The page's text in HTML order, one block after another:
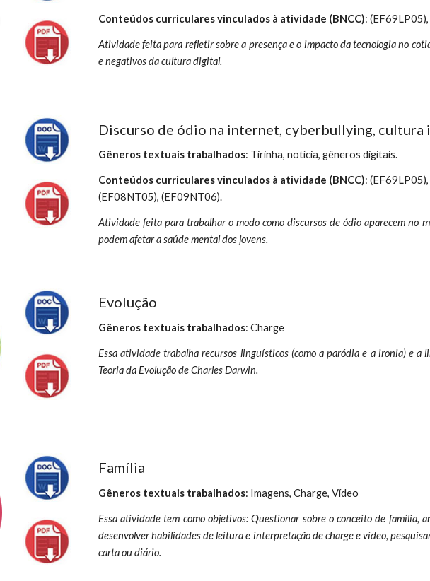
Conteúdos curriculares vinculados à atividade (BNCC):
Atividade feita para refletir sobre a presença e o impacto da tecnologia no
e negativos da cultura digital.
Discurso de ódio na internet, cyberbullying, cultura
Gêneros textuais trabalhados: Tirinha, notícia, gêneros digitais.
Conteúdos curriculares vinculados à atividade (BNCC):
(EF08NT05), (EF09NT06).
Atividade feita para trabalhar o modo como discursos de ódio aparecem no
podem afetar a saúde mental dos jovens.
Evolução
Gêneros textuais trabalhados: Charge
Essa atividade trabalha recursos linguísticos (como a paródia e a ironia) e a
Teoria da Evolução de Charles Darwin.
Família
Gêneros textuais trabalhados: Imagens, Charge, Vídeo
Essa atividade tem como objetivos: Questionar sobre o conceito de família,
desenvolver habilidades de leitura e interpretação de charge e vídeo,
carta ou diário.